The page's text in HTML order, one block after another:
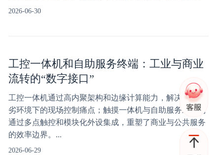
2026-06-30
工控一体机和自助服务终端：工业与商业
流转的“数字接口”
工控一体机通过高内聚架构和边缘计算能力，解决工业恶
劣环境下的现场控制痛点；触摸一体机与自助服务终端则
通过多点触控和模块化外设集成，重塑了商业与公共服务
的效率边界。...
2026-06-29